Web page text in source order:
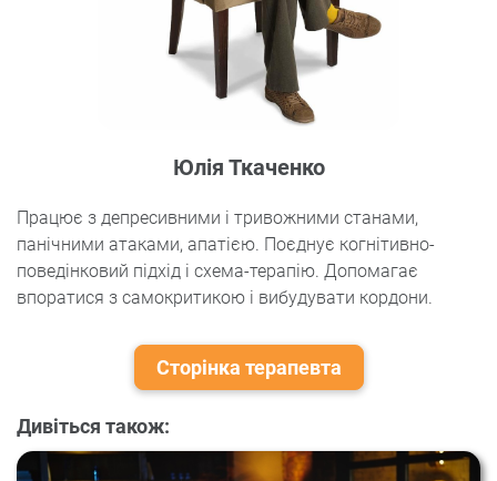
Юлія Ткаченко
Працює з депресивними і тривожними станами,
панічними атаками, апатією. Поєднує когнітивно-
поведінковий підхід і схема-терапію. Допомагає
впоратися з самокритикою і вибудувати кордони.
Сторінка терапевта
Дивіться також: